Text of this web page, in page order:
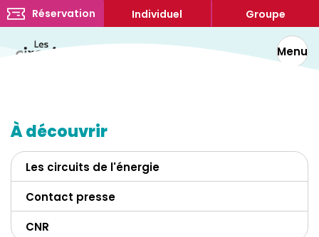
Réservation Individuel Groupe
Menu
À découvrir
Les circuits de l'énergie
Contact presse
CNR